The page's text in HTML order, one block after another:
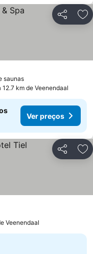
Partilhar
saunasVer preços
km de Veenendaal
Ver preços
Partilhar
Veenendaal